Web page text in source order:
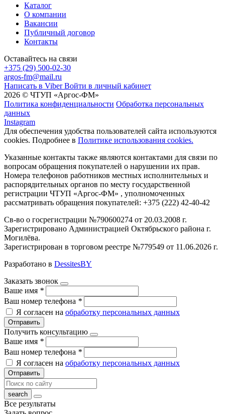
Каталог
О компании
Вакансии
Публичный договор
Контакты
Оставайтесь на связи
+375 (29) 500-02-30
argos-fm@mail.ru
Написать в Viber Войти в личный кабинет
2026 © ЧТУП «Аргос-ФМ»
Политика конфиденциальности Обработка персональных
данных
Instagram
Для обеспечения удобства пользователей сайта используются
cookies. Подробнее в Политике использования cookies.
Указанные контакты также являются контактами для связи по
вопросам обращения покупателей о нарушении их прав.
Номера телефонов работников местных исполнительных и
распорядительных органов по месту государственной
регистрации ЧТУП «Аргос-ФМ» , уполномоченных
рассматривать обращения покупателей: +375 (222) 42-40-42
Св-во о госрегистрации №790600274 от 20.03.2008 г.
Зарегистрировано Администрацией Октябрьского района г.
Могилёва.
Зарегистрирован в торговом реестре №779549 от 11.06.2026 г.
Разработано в DessitesBY
Заказать звонок
Ваше имя *
Ваш номер телефона *
Я согласен на обработку персональных данных
Отправить
Получить консультацию
Ваше имя *
Ваш номер телефона *
Я согласен на обработку персональных данных
Отправить
Все результаты